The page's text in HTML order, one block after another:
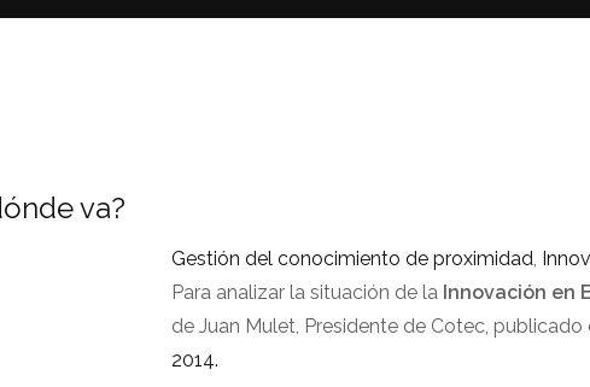
va?
Gestión del conocimiento de proximidad,
Para analizar la situación de la Innovación en
de Juan Mulet, Presidente de Cotec, publicado
2014.